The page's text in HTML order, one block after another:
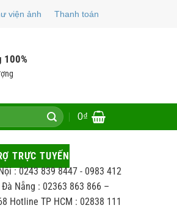
viện ảnh Thanh toán
100%
0₫
TRỰC TUYẾN
: 0243 839 8447 - 0983 412
Nẵng : 02363 863 866 –
Hotline TP HCM : 02838 111